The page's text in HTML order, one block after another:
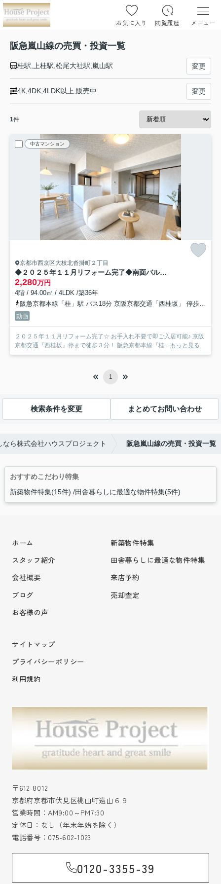
お気に入り 閲覧履歴 メニュー
阪急嵐山線の売買・投資一覧
桂駅,上桂駅,松尾大社駅,嵐山駅 変更
4K,4DK,4LDK以上,販売中 変更
1件
中古マンション
京都市西京区大枝北沓掛町２丁目
◆２０２５年１１月リフォーム完了◆南面バルコニーにつき陽当たり・通風良好◆サンシティ桂坂３番館
2,280万円
4階 / 94.00㎡ / 4LDK /築36年
阪急京都本線「桂」駅 バス18分 京阪京都交通「西桂坂」 停歩3分
動画
２０２５年１１月リフォーム完了☆ お手入れ不要で即ご入居可能♪ 京阪
京都交通『西桂坂』停まで徒歩３分！ 阪急京都本線『桂...
もっと見る
1
検索条件を変更 まとめてお問い合わせ
ら株式会社ハウスプロジェクト 阪急嵐山線の売買・投資一覧
おすすめこだわり特集
新築物件特集(15件) 田舎暮らしに最適な物件特集(5件)
ホーム
スタッフ紹介
会社概要
ブログ
お客様の声
新築物件特集
田舎暮らしに最適な物件特集
来店予約
売却査定
サイトマップ
プライバシーポリシー
利用規約
〒612-8012
京都府京都市伏見区桃山町遠山６９
営業時間：AM9:00～PM7:30
定休日：なし（年末年始を除く）
電話番号： 075-602-1023
0120-3355-39